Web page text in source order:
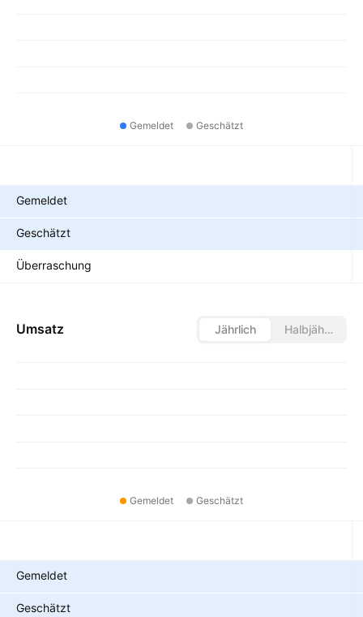
Gemeldet Geschätzt
Gemeldet
Geschätzt
Überraschung
Umsatz Jährlich Halbjährlich
Gemeldet Geschätzt
Gemeldet
Geschätzt